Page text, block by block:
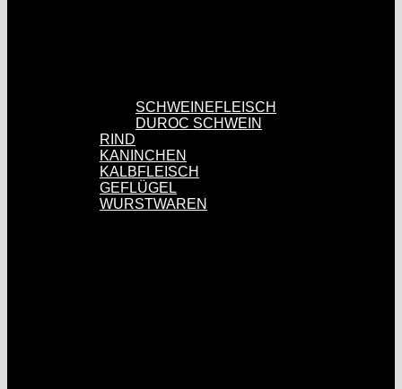
SCHWEINEFLEISCH
DUROC SCHWEIN
RIND
KANINCHEN
KALBFLEISCH
GEFLÜGEL
WURSTWAREN